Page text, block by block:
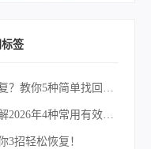
签
不小心删除微信聊天记录怎么恢复？教你5种简单找回的方法！
qq聊天记录删除了怎么恢复？详解2026年4种常用有效的方法（支持.db数据库提取）
3招轻松恢复！